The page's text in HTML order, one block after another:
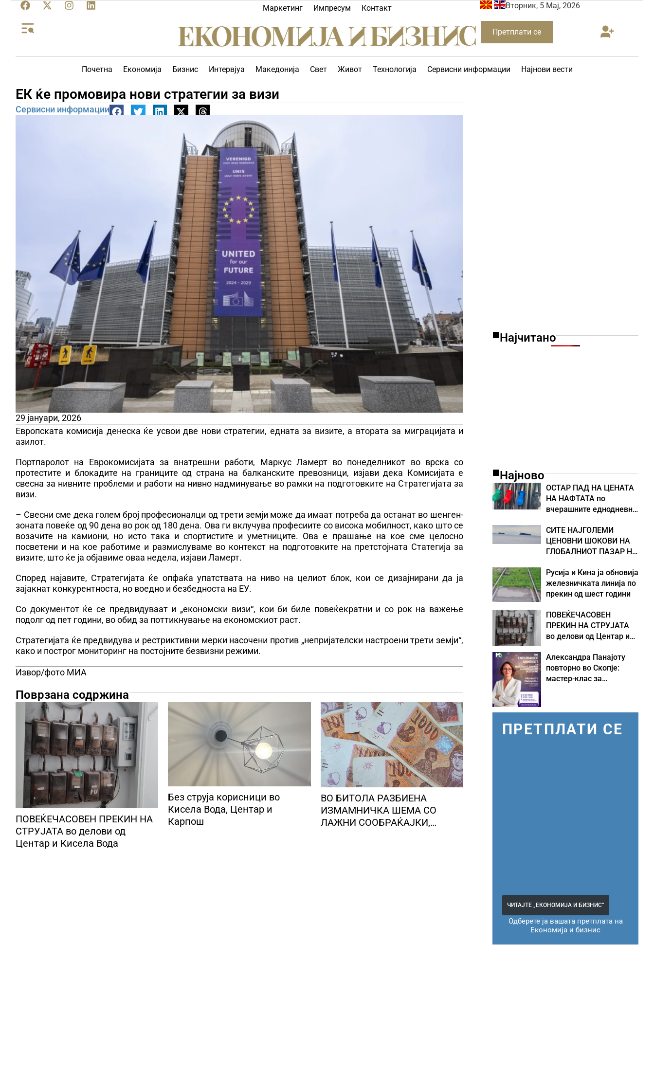
Маркетинг Импресум Контакт Вторник, 5 Мај, 2026
Претплати се
Почетна Економија Бизнис Интервјуа Македонија Свет Живот Технологија Сервисни информации Најнови вести
ЕК ќе промовира нови стратегии за визи
Сервисни информации
29 јануари, 2026
Европската комисија денеска ќе усвои две нови стратегии, едната за визите, а втората за миграцијата и
азилот.
Портпаролот на Еврокомисијата за внатрешни работи, Маркус Ламерт во понеделникот во врска со
протестите и блокадите на границите од страна на балканските превозници, изјави дека Комисијата е
свесна за нивните проблеми и работи на нивно надминување во рамки на подготовките на Стратегијата за
визи.
– Свесни сме дека голем број професионалци од трети земји може да имаат потреба да останат во шенген-
зоната повеќе од 90 дена во рок од 180 дена. Ова ги вклучува професиите со висока мобилност, како што се
возачите на камиони, но исто така и спортистите и уметниците. Ова е прашање на кое сме целосно
посветени и на кое работиме и размислуваме во контекст на подготовките на претстојната Статегија за
визите, што ќе ја објавиме оваа недела, изјави Ламерт.
Според најавите, Стратегијата ќе опфаќа упатствата на ниво на целиот блок, кои се дизајнирани да ја
зајакнат конкурентноста, но воедно и безбедноста на ЕУ.
Со документот ќе се предвидуваат и „економски визи“, кои би биле повеќекратни и со рок на важење
подолг од пет години, во обид за поттикнување на економскиот раст.
Стратегијата ќе предвидува и рестриктивни мерки насочени против „непријателски настроени трети земји“,
како и построг мониторинг на постојните безвизни режими.
Извор/фото МИА
Поврзана содржина
ПОВЕЌЕЧАСОВЕН ПРЕКИН НА
СТРУЈАТА во делови од
Центар и Кисела Вода
Без струја корисници во
Кисела Вода, Центар и
Карпош
ВО БИТОЛА РАЗБИЕНА
ИЗМАМНИЧКА ШЕМА СО
ЛАЖНИ СООБРАЌАЈКИ,
Најчитано
Најново
ОСТАР ПАД НА ЦЕНАТА
НА НАФТАТА по
вчерашните еднодневни
СИТЕ НАЈГОЛЕМИ
ЦЕНОВНИ ШОКОВИ НА
ГЛОБАЛНИОТ ПАЗАР НА
воените конфликти во
Персискиот Залив
Русија и Кина ја обновија
железничката линија по
прекин од шест години
ПОВЕЌЕЧАСОВЕН
ПРЕКИН НА СТРУЈАТА
во делови од Центар и
Александра Панајоту
повторно во Скопје:
мастер-клас за
ПРЕТПЛАТИ СЕ
ЧИТАЈТЕ „ЕКОНОМИЈА И БИЗНИС“
Одберете ја вашата претплата на
Економија и бизнис